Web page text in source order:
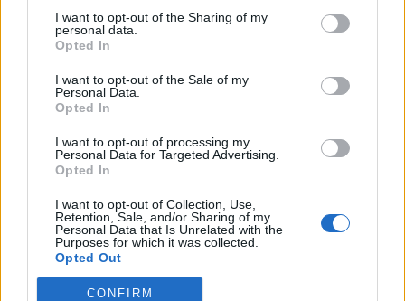
I want to opt-out of the Sharing of my
personal data.
Opted In
I want to opt-out of the Sale of my
Personal Data.
Opted In
I want to opt-out of processing my
Personal Data for Targeted Advertising.
Opted In
I want to opt-out of Collection, Use,
Retention, Sale, and/or Sharing of my
Personal Data that Is Unrelated with the
Purposes for which it was collected.
Opted Out
CONFIRM
ΧΡΗΣΤΙΚΑ
Motor Oil: Στους ελληνικούς δρόμους τα
πρώτα δύο αυτοκίνητα υδρογόνου που
ταξινομούνται στη χώρα
31/07/2026 - 11:11